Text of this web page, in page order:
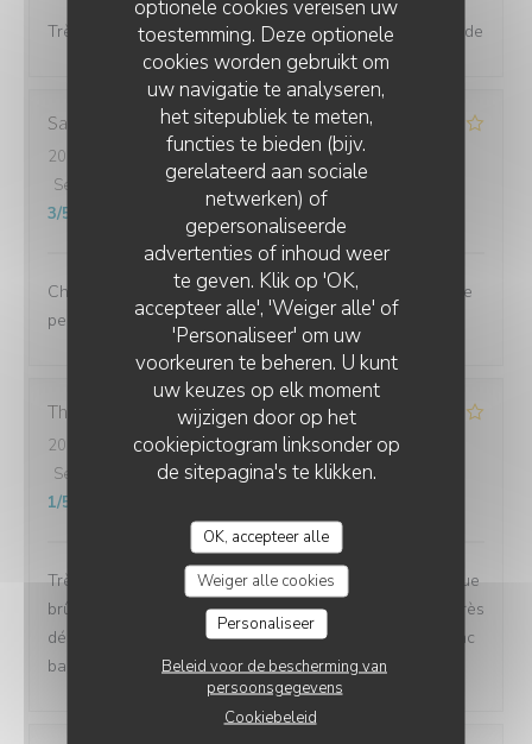
optionele cookies vereisen uw
toestemming. Deze optionele
cookies worden gebruikt om
uw navigatie te analyseren,
het sitepubliek te meten,
functies te bieden (bijv.
gerelateerd aan sociale
netwerken) of
gepersonaliseerde
advertenties of inhoud weer
te geven. Klik op 'OK,
accepteer alle', 'Weiger alle' of
'Personaliseer' om uw
voorkeuren te beheren. U kunt
uw keuzes op elk moment
wijzigen door op het
cookiepictogram linksonder op
de sitepagina's te klikken.
OK, accepteer alle
Weiger alle cookies
Personaliseer
Beleid voor de bescherming van
persoonsgegevens
Cookiebeleid
Très jolie déco et les plats sont généreux. Je recommande
Sandra
2026-07-10
- 19:30 - Gasten 2
Service
Atmosfeer:4 /5 Keuken : 3/5 Kwaliteit / Prijs
3/5
Choix très restreint en terme d'apéritif et de plats mais le
personnel est très accueillant
Thierry
2026-07-10- 19:30 - Gasten 2
Service
Atmosfeer:1/5 Keuken 1/5 Kwaliteit / Prijs
1/5
Très mauvais hamburger pain très sec frites noir plus que
brûlée. Rissoto froid plein d'huile .personnels de salle très
désagréable. On n'a pris une bouteille de vin 1er cru sac
bac refrigerant a n'a pas recommandé
LA TABLE DE LA VILLA